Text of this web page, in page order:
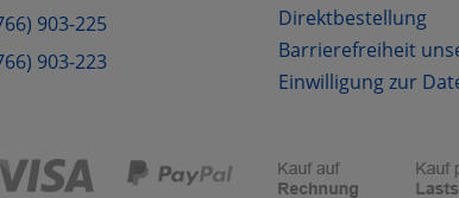
903-225
903-223
Direktbestellung
Barrierefreiheit
Einwilligung zur